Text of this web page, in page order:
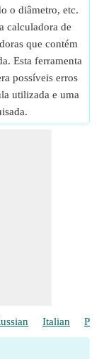
o diâmetro, etc.
calculadora de
que contém
Esta ferramenta
possíveis erros
utilizada e uma
Italian